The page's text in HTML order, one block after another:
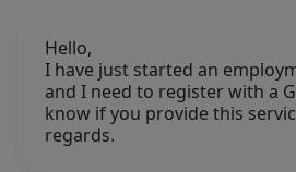
Hello,
I have just started an
and I need to register with a
know if you provide this
regards.